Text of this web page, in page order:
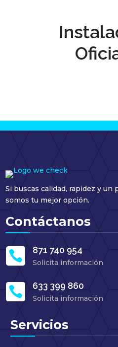
Si buscas calidad, rapidez y
somos tu mejor opción.
Contáctanos
 871 740 954
Solicita información
 633 399 860
Solicita información
Servicios